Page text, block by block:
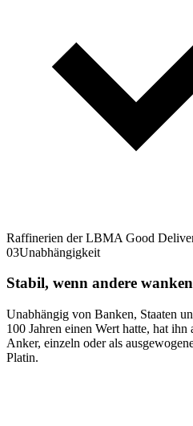
Raffinerien der LBMA Good
03Unabhängigkeit
Stabil, wenn andere
Unabhängig von Banken, Staaten
100 Jahren einen Wert hatte, hat
Anker, einzeln oder als
Platin.